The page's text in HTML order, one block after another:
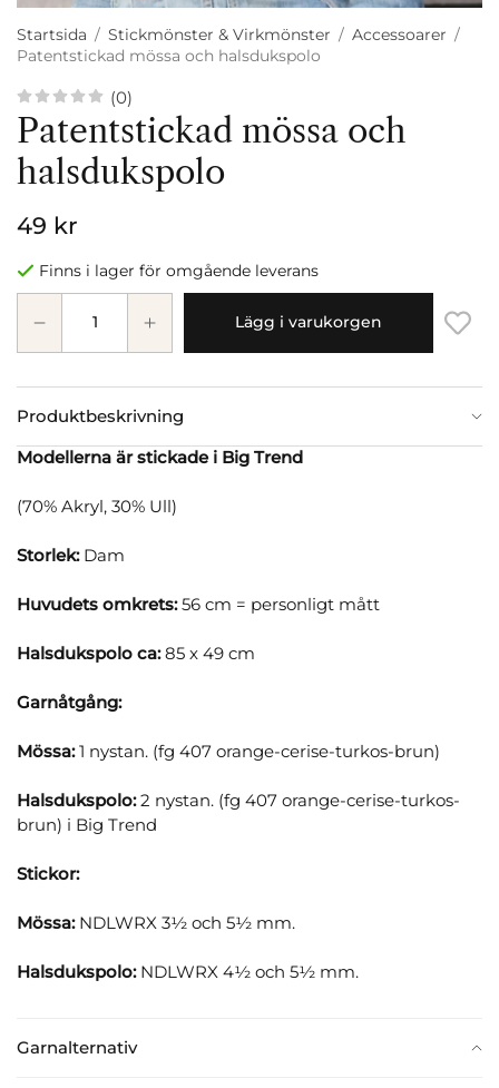
Startsida / Stickmönster & Virkmönster / Accessoarer /
Patentstickad mössa och halsdukspolo
(0)
Patentstickad mössa och
halsdukspolo
49 kr
Finns i lager för omgående leverans
Lägg i varukorgen
Produktbeskrivning
Garnalternativ
Modellerna är stickade i Big Trend
(70% Akryl, 30% Ull)
Storlek:Dam
Huvudets omkrets:56 cm = personligt mått
Halsdukspolo ca:85 x 49 cm
Garnåtgång:
Mössa:1 nystan. (fg 407 orange-cerise-turkos-brun)
Halsdukspolo:2 nystan. (fg 407 orange-cerise-turkos-
brun) i Big Trend
Stickor:
Mössa: NDLWRX 3½ och 5½ mm.
Halsdukspolo:NDLWRX 4½ och 5½ mm.